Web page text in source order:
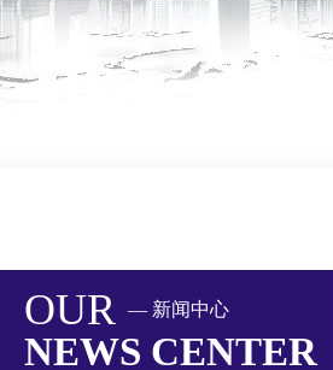
OUR — 新闻中心
NEWS CENTER